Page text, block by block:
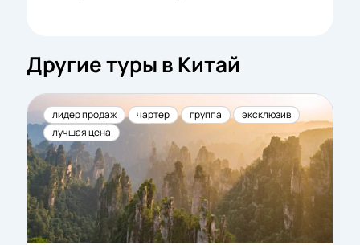
Другие туры в Китай
лидер продаж чартер группа
эксклюзив
лучшая цена